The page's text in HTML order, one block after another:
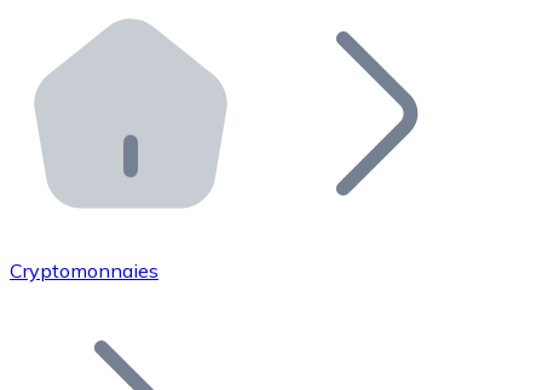
Distributeurs automatiques Bitnovo
Intégrez un ATM Bitnovo dans votre entreprise et
API Bitnovo
Intégrez notre API dans votre écosystème.
Rejoignez notre réseau de distributeurs et
Ajoutez le token de votre projet à notre service
Cryptomonnaies